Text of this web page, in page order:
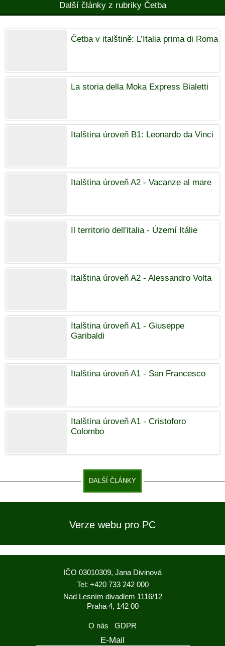
Další články z rubriky Četba
Četba v italštině: L’Italia prima di Roma
La storia della Moka Express Bialetti
Italština úroveň B1: Leonardo da Vinci
Italština úroveň A2 - Vacanze al mare
Il territorio dell'italia - Území Itálie
Italština úroveň A2 - Alessandro Volta
Italština úroveň A1 - Giuseppe
Garibaldi
Italština úroveň A1 - San Francesco
Italština úroveň A1 - Cristoforo
Colombo
DALŠÍ ČLÁNKY
Verze webu pro PC
IČO 03010309, Jana Divinová
Tel: +420 733 242 000
Nad Lesním divadlem 1116/12
Praha 4, 142 00
O nás GDPR
E-Mail